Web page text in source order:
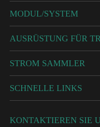
MODUL/SYSTEM
AUSRÜSTUNG FÜR
STROM SAMMLER
SCHNELLE LINKS
KONTAKTIEREN SIE